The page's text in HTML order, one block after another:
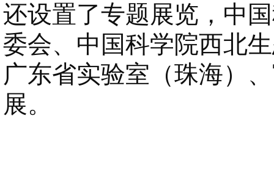
还设置了专题展览，中
委会、中国科学院西北
广东省实验室（珠海）
展。